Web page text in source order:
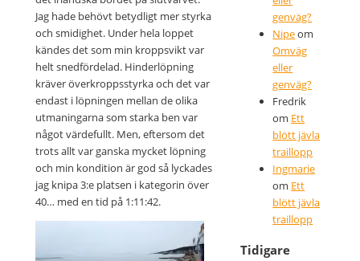
Jag hade behövt betydligt mer styrka
och smidighet. Under hela loppet
kändes det som min kroppsvikt var
helt snedfördelad. Hinderlöpning
kräver överkroppsstyrka och det var
endast i löpningen mellan de olika
utmaningarna som starka ben var
något värdefullt. Men, eftersom det
trots allt var ganska mycket löpning
och min kondition är god så lyckades
jag knipa 3:e platsen i kategorin över
40… med en tid på 1:11:42.
genväg?
Nipeom
Omväg
eller
genväg?
Fredrik
om Ett
blött jävla
traillopp
Ingmarie
om Ett
blött jävla
traillopp
Tidigare